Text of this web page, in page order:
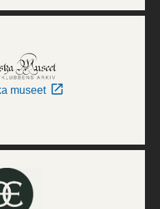
museet